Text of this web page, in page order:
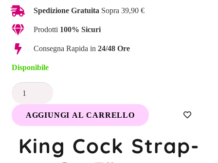
originale
era:
attuale
è:
Spedizione Gratuita Sopra 39,90 €
Prodotti 100% Sicuri
Consegna Rapida in 24/48 Ore
Disponibile
Strap-
7”
Imbracatura
AGGIUNGI AL CARRELLO
King Cock Strap-